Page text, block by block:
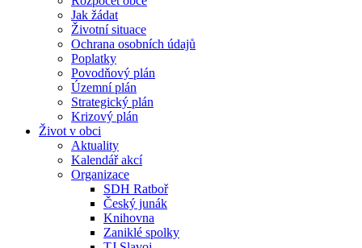
Jak žádat
Životní situace
Ochrana osobních údajů
Poplatky
Povodňový plán
Územní plán
Strategický plán
Krizový plán
Život v obci
Aktuality
Kalendář akcí
Organizace
SDH Ratboř
Český junák
Knihovna
Zaniklé spolky